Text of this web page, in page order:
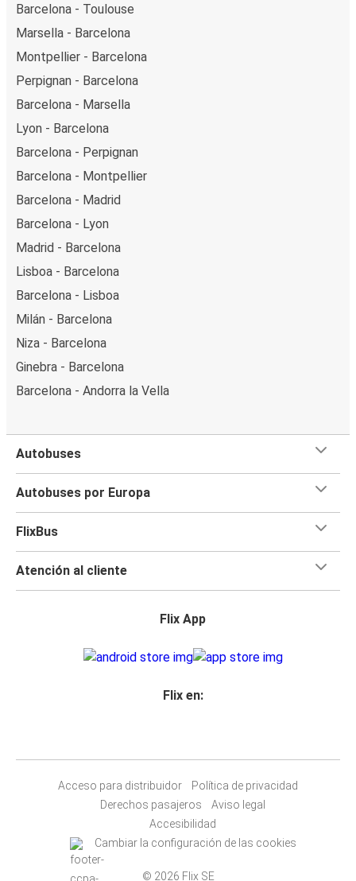
Barcelona - Toulouse
Marsella - Barcelona
Montpellier - Barcelona
Perpignan - Barcelona
Barcelona - Marsella
Lyon - Barcelona
Barcelona - Perpignan
Barcelona - Montpellier
Barcelona - Madrid
Barcelona - Lyon
Madrid - Barcelona
Lisboa - Barcelona
Barcelona - Lisboa
Milán - Barcelona
Niza - Barcelona
Ginebra - Barcelona
Barcelona - Andorra la Vella
Autobuses
Autobuses por Europa
FlixBus
Atención al cliente
Flix App
Flix en:
Acceso para distribuidor
Política de privacidad
Derechos pasajeros
Aviso legal
Accesibilidad
Cambiar la configuración de las cookies
© 2026 Flix SE